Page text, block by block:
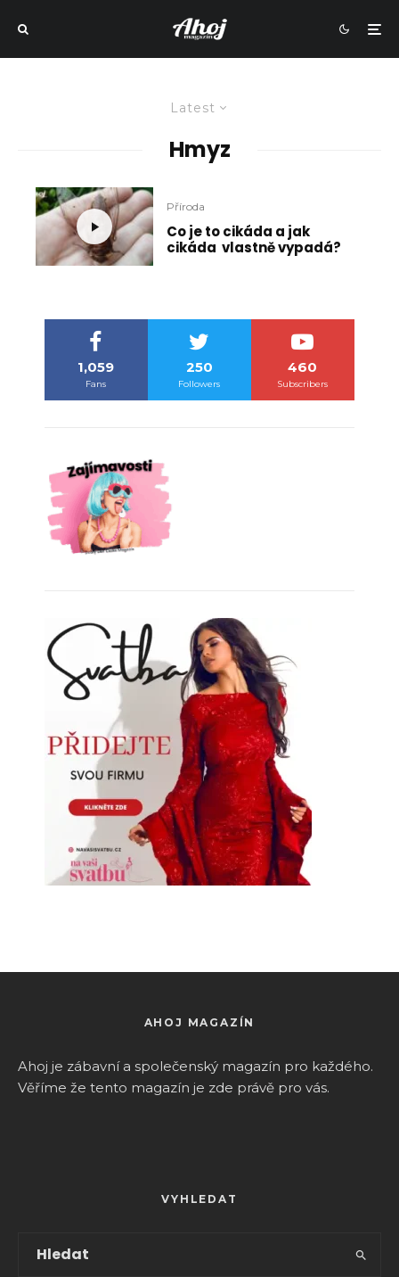
Latest
Hmyz
Příroda
Co je to cikáda a jak
cikáda vlastně vypadá?
1,059
Fans
250
Followers
460
Subscribers
AHOJ MAGAZÍN
Ahoj je zábavní a společenský magazín pro každého.
Věříme že tento magazín je zde právě pro vás.
VYHLEDAT